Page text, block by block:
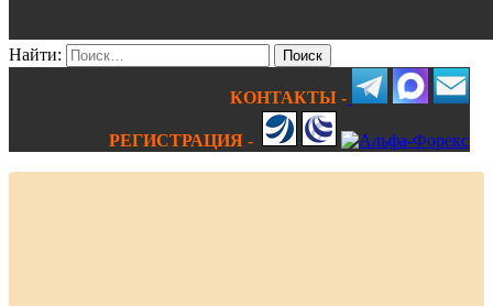
Найти:
КОНТАКТЫ -
РЕГИСТРАЦИЯ -